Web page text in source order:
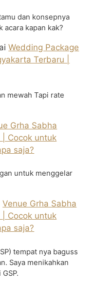
dan konsepnya
acara kapan kak?
Wedding Package
Terbaru |
mewah Tapi rate
Grha Sabha
| Cocok untuk
saja?
untuk menggelar
Venue Grha Sabha
| Cocok untuk
saja?
tempat nya baguss
Saya menikahkan